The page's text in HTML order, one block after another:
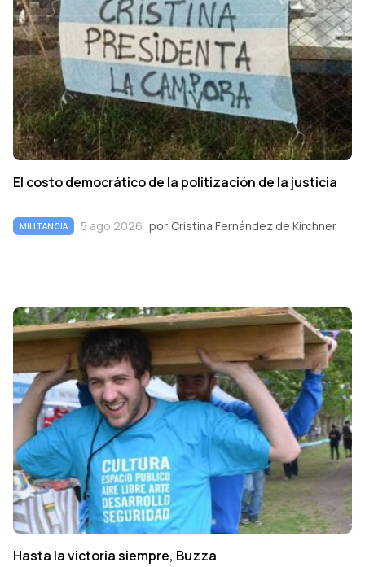
El costo democrático de la politización de la justicia
MILITANCIA 5 ago 2026 por Cristina Fernández de Kirchner
Hasta la victoria siempre, Buzza